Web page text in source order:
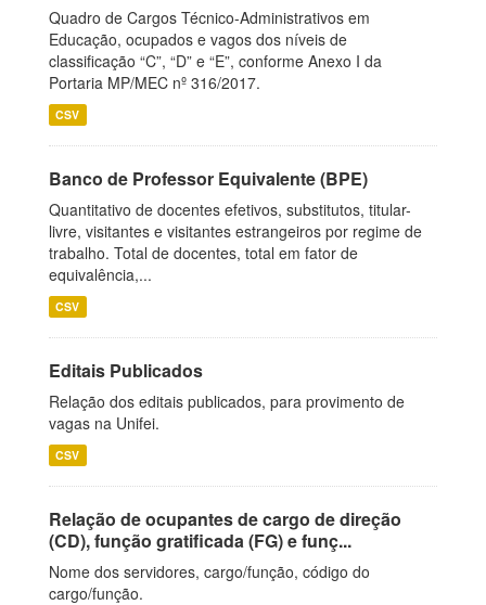
Quadro de Cargos Técnico-Administrativos em
Educação, ocupados e vagos dos níveis de
classificação “C”, “D” e “E”, conforme Anexo I da
Portaria MP/MEC nº 316/2017.
CSV
Banco de Professor Equivalente (BPE)
Quantitativo de docentes efetivos, substitutos, titular-
livre, visitantes e visitantes estrangeiros por regime de
trabalho. Total de docentes, total em fator de
equivalência,...
CSV
Editais Publicados
Relação dos editais publicados, para provimento de
vagas na Unifei.
CSV
Relação de ocupantes de cargo de direção
(CD), função gratificada (FG) e funç...
Nome dos servidores, cargo/função, código do
cargo/função.